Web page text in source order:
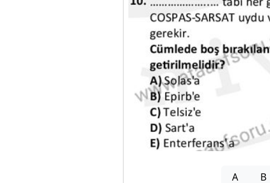
A B